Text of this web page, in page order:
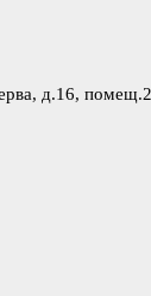
д.16,